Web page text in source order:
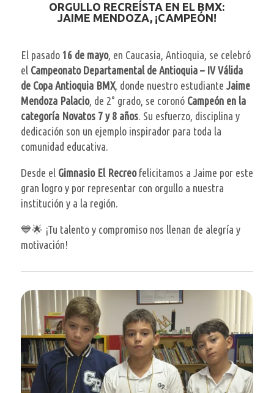
ORGULLO RECREÍSTA EN EL BMX:
JAIME MENDOZA, ¡CAMPEÓN!
El pasado 16 de mayo, en Caucasia, Antioquia, se celebró
el Campeonato Departamental de Antioquia – IV Válida
de Copa Antioquia BMX, donde nuestro estudiante Jaime
Mendoza Palacio, de 2° grado, se coronó Campeón en la
categoría Novatos 7 y 8 años. Su esfuerzo, disciplina y
dedicación son un ejemplo inspirador para toda la
comunidad educativa.
Desde el Gimnasio El Recreofelicitamos a Jaime por este
gran logro y por representar con orgullo a nuestra
institución y a la región.
💙🌟 ¡Tu talento y compromiso nos llenan de alegría y
motivación!